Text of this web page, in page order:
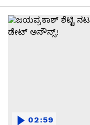
02:59